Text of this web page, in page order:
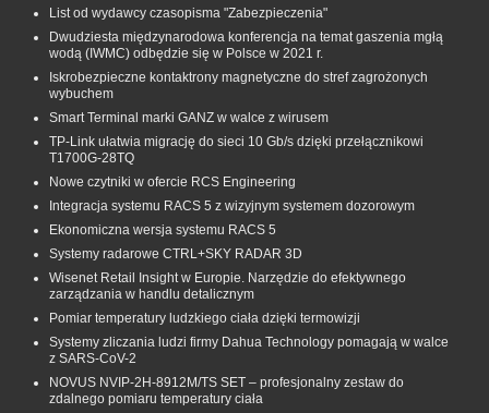
List od wydawcy czasopisma "Zabezpieczenia"
Dwudziesta międzynarodowa konferencja na temat gaszenia mgłą
wodą (IWMC) odbędzie się w Polsce w 2021 r.
Iskrobezpieczne kontaktrony magnetyczne do stref zagrożonych
wybuchem
Smart Terminal marki GANZ w walce z wirusem
TP-Link ułatwia migrację do sieci 10 Gb/s dzięki przełącznikowi
T1700G‑28TQ
Nowe czytniki w ofercie RCS Engineering
Integracja systemu RACS 5 z wizyjnym systemem dozorowym
Ekonomiczna wersja systemu RACS 5
Systemy radarowe CTRL+SKY RADAR 3D
Wisenet Retail Insight w Europie. Narzędzie do efektywnego
zarządzania w handlu detalicznym
Pomiar temperatury ludzkiego ciała dzięki termowizji
Systemy zliczania ludzi firmy Dahua Technology pomagają w walce
z SARS-CoV-2
NOVUS NVIP-2H-8912M/TS SET – profesjonalny zestaw do
zdalnego pomiaru temperatury ciała